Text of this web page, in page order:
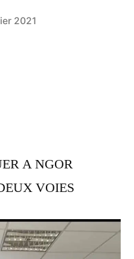
2021
A NGOR
VOIES